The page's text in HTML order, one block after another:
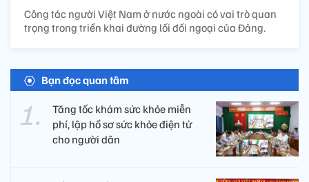
Công tác người Việt Nam ở nước ngoài có vai trò quan
trọng trong triển khai đường lối đối ngoại của Đảng.
Bạn đọc quan tâm
Tăng tốc khám sức khỏe miễn
phí, lập hồ sơ sức khỏe điện tử
cho người dân